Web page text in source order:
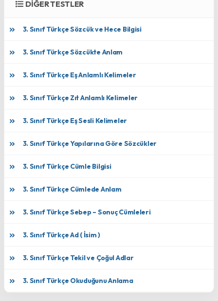
DİĞER TESTLER
3. Sınıf Türkçe Sözcük ve Hece Bilgisi
3. Sınıf Türkçe Sözcükte Anlam
3. Sınıf Türkçe Eş Anlamlı Kelimeler
3. Sınıf Türkçe Zıt Anlamlı Kelimeler
3. Sınıf Türkçe Eş Sesli Kelimeler
3. Sınıf Türkçe Yapılarına Göre Sözcükler
3. Sınıf Türkçe Cümle Bilgisi
3. Sınıf Türkçe Cümlede Anlam
3. Sınıf Türkçe Sebep – Sonuç Cümleleri
3. Sınıf Türkçe Ad ( İsim )
3. Sınıf Türkçe Tekil ve Çoğul Adlar
3. Sınıf Türkçe Okuduğunu Anlama